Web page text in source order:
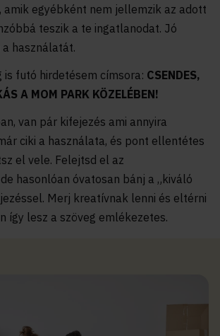
amik egyébként nem jellemzik az adott
teszik a te ingatlanodat. Jó
használatát.
is futó hirdetésem címsora: CSENDES,
A MOM PARK KÖZELÉBEN!
van pár kifejezés ami annyira
ciki a használata, és pont ellentétes
el vele. Felejtsd el az
hasonlóan óvatosan bánj a „kiváló
Merj kreatívnak lenni és eltérni
így lesz a szöveg emlékezetes.